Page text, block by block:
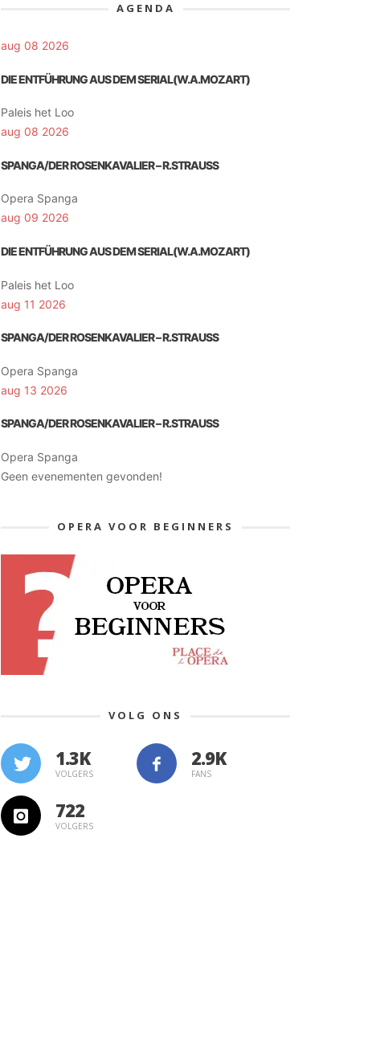
AGENDA
aug 08 2026
DIE ENTFÜHRUNG AUS DEM SERIAL(W.A.MOZART)
Paleis het Loo
aug 08 2026
SPANGA/DER ROSENKAVALIER – R.STRAUSS
Opera Spanga
aug 09 2026
DIE ENTFÜHRUNG AUS DEM SERIAL(W.A.MOZART)
Paleis het Loo
aug 11 2026
SPANGA/DER ROSENKAVALIER – R.STRAUSS
Opera Spanga
aug 13 2026
SPANGA/DER ROSENKAVALIER – R.STRAUSS
Opera Spanga
Geen evenementen gevonden!
OPERA VOOR BEGINNERS
VOLG ONS
1.3K
VOLGERS FANS
722
VOLGERS